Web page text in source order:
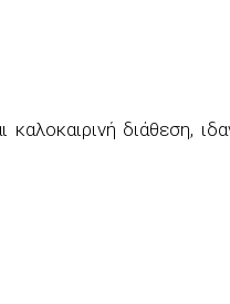
διάθεση,